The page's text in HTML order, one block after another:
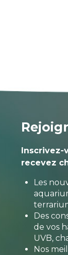
recevez
Les
Des
de vos
UVB,
Nos